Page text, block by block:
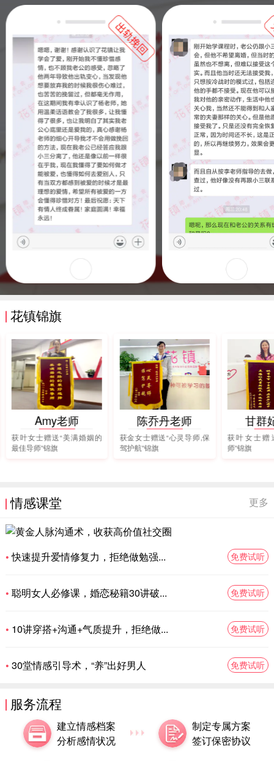
花镇锦旗
Amy老师
获叶女士赠送“美满婚姻的
最佳导师”锦旗
陈乔丹老师
获金女士赠送“心灵导师,保
驾护航”锦旗
甘群
获叶女士赠
师”锦旗
情感课堂 更多
• 快速提升爱情修复力，拒绝做勉强... 免费试听
• 聪明女人必修课，婚恋秘籍30讲破... 免费试听
• 10讲穿搭+沟通+气质提升，拒绝做... 免费试听
• 30堂情感引导术，“养”出好男人 免费试听
服务流程
建立情感档案
分析感情状况
制定专属方案
签订保密协议